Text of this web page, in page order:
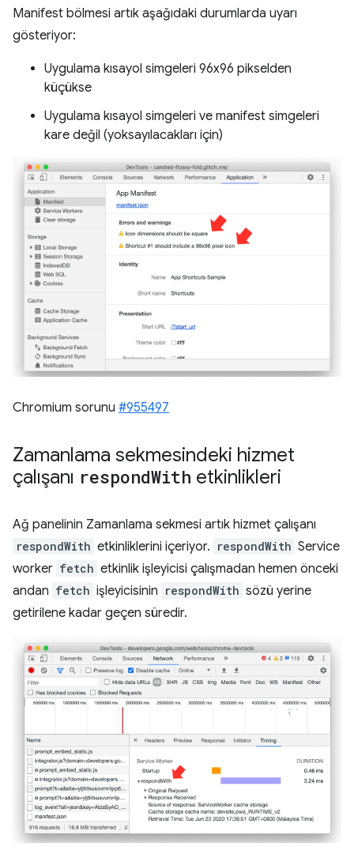
Manifest bölmesi artık aşağıdaki durumlarda uyarı
gösteriyor:
Uygulama kısayol simgeleri 96x96 pikselden
küçükse
Uygulama kısayol simgeleri ve manifest simgeleri
kare değil (yoksayılacakları için)
Chromium sorunu #955497
Zamanlama sekmesindeki hizmet
çalışanı respondWith etkinlikleri
Ağ panelinin Zamanlama sekmesi artık hizmet çalışanı
respondWith etkinliklerini içeriyor. respondWith Service
worker fetch etkinlik işleyicisi çalışmadan hemen önceki
andan fetch işleyicisinin respondWith sözü yerine
getirilene kadar geçen süredir.